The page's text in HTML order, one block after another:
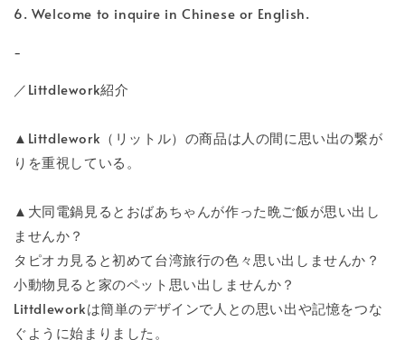
6. Welcome to inquire in Chinese or English.
-
／Littdlework紹介
▲Littdlework（リットル）の商品は人の間に思い出の繋が
りを重視している。
▲大同電鍋見るとおばあちゃんが作った晩ご飯が思い出し
ませんか？
タピオカ見ると初めて台湾旅行の色々思い出しませんか？
小動物見ると家のペット思い出しませんか？
Littdleworkは簡単のデザインで人との思い出や記憶をつな
ぐように始まりました。